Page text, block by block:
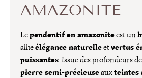
AMAZONITE
Lependentif en amazoniteest un
allieélégance naturelleetvertus
puissantes. Issue des profondeurs
pierre semi-précieuseauxteintes